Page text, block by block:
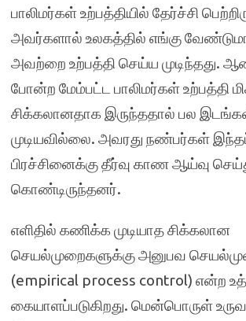
பாலிமர்கள் உற்பத்தியில் தேர்ச்சி
அவர்களால் உலகத்தில் எங்கு
அவற்றை உற்பத்தி செய்ய முடிந்தது.
போன்ற மேம்பட்ட பாலிமர்கள் உற்பத்தி
சிக்கலானதாக இருந்ததால் பல
முடியவில்லை. அவரது நண்பர்கள்
பிரச்சினைக்கு தீர்வு காண ஆய்வு
கொண்டிருந்தனர்.
எளிதில் கணிக்க முடியாத சிக்கலான
செயல்முறைகளுக்கு அனுபவ
(empirical process control) என்ற
கையாளப்படுகிறது. மென்பொருள்